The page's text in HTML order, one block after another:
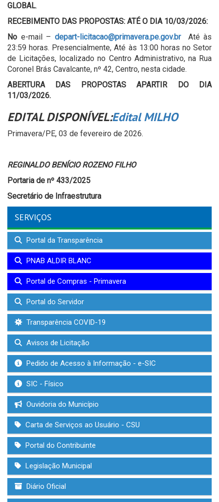
GLOBAL.
RECEBIMENTO DAS PROPOSTAS: ATÉ O DIA 10/03/2026:
No e-mail – depart-licitacao@primavera.pe.gov.br
Até às
23:59 horas. Presencialmente, Até às 13:00 horas no Setor
de Licitações, localizado no Centro Administrativo, na Rua
Coronel Brás Cavalcante, nº 42, Centro, nesta cidade.
ABERTURA DAS PROPOSTAS APARTIR DO DIA
11/03/2026.
EDITAL DISPONÍVEL:Edital MILHO
Primavera/PE, 03 de fevereiro de 2026.
REGINALDO BENÍCIO ROZENO FILHO
Portaria de nº 433/2025
Secretário de Infraestrutura
SERVIÇOS
Portal da Transparência
PNAB ALDIR BLANC
Portal de Compras - Primavera
Portal do Servidor
Transparência COVID-19
Avisos de Licitação
Pedido de Acesso à Informação - e-SIC
SIC - Físico
Ouvidoria do Município
Carta de Serviços ao Usuário - CSU
Portal do Contribuinte
Legislação Municipal
Diário Oficial